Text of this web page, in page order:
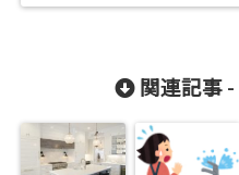
関連記事 -